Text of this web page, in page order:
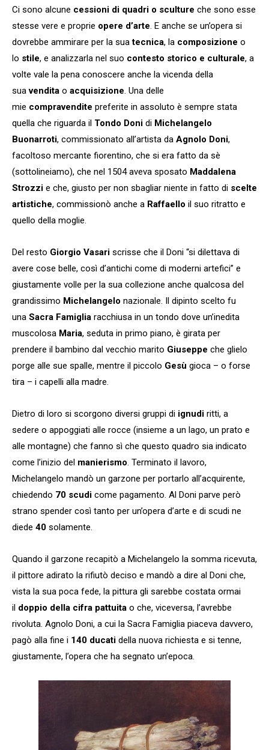
Ci sono alcune cessioni di quadri o sculture che sono esse
stesse vere e proprie opere d’arte . E anche se un’opera si
dovrebbe ammirare per la suatecnica, la composizione o
lo stile, e analizzarla nel suo contesto storico e culturale, a
volte vale la pena conoscere anche la vicenda della
suavendita o acquisizione . Una delle
mie compravendite preferite in assoluto è sempre stata
quella che riguarda il Tondo Doni di Michelangelo
Buonarroti, commissionato all’artista da Agnolo Doni,
facoltoso mercante fiorentino, che si era fatto da sè
(sottolineiamo), che nel 1504 aveva sposato Maddalena
Strozzi e che, giusto per non sbagliar niente in fatto di scelte
artistiche, commissionò anche a Raffaello il suo ritratto e
quello della moglie.
Del resto Giorgio Vasari scrisse che il Doni “si dilettava di
avere cose belle, così d’antichi come di moderni artefici” e
giustamente volle per la sua collezione anche qualcosa del
grandissimo Michelangelo nazionale. Il dipinto scelto fu
una Sacra Famiglia racchiusa in un tondo dove un’inedita
muscolosa Maria, seduta in primo piano, è girata per
prendere il bambino dal vecchio marito Giuseppe che glielo
porge alle sue spalle, mentre il piccolo Gesù gioca – o forse
tira – i capelli alla madre.
Dietro di loro si scorgono diversi gruppi di ignudi ritti, a
sedere o appoggiati alle rocce (insieme a un lago, un prato e
alle montagne) che fanno sì che questo quadro sia indicato
come l’inizio del manierismo . Terminato il lavoro,
Michelangelo mandò un garzone per portarlo all’acquirente,
chiedendo 70 scudi come pagamento. Al Doni parve però
strano spender così tanto per un’opera d’arte e di scudi ne
diede 40 solamente.
Quando il garzone recapitò a Michelangelo la somma ricevuta,
il pittore adirato la rifiutò deciso e mandò a dire al Doni che,
vista la sua poca fede, la pittura gli sarebbe costata ormai
il doppio della cifra pattuita o che, viceversa, l’avrebbe
rivoluta. Agnolo Doni, a cui la Sacra Famiglia piaceva davvero,
pagò alla fine i 140 ducati della nuova richiesta e si tenne,
giustamente, l’opera che ha segnato un’epoca.